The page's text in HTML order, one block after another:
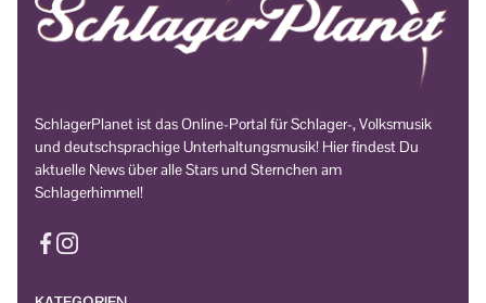
SchlagerPlanet ist das Online-Portal für Schlager-, Volksmusik
und deutschsprachige Unterhaltungsmusik! Hier findest Du
aktuelle News über alle Stars und Sternchen am
Schlagerhimmel!